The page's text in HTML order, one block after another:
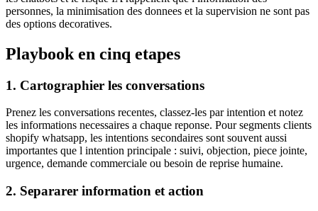
personnes, la minimisation des donnees et la supervision ne sont pas
des options decoratives.
Playbook en cinq etapes
1. Cartographier les conversations
Prenez les conversations recentes, classez-les par intention et notez
les informations necessaires a chaque reponse. Pour segments clients
shopify whatsapp, les intentions secondaires sont souvent aussi
importantes que l intention principale : suivi, objection, piece jointe,
urgence, demande commerciale ou besoin de reprise humaine.
2. Separarer information et action